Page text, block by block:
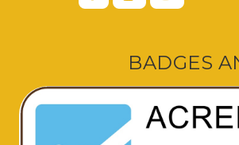
BADGES